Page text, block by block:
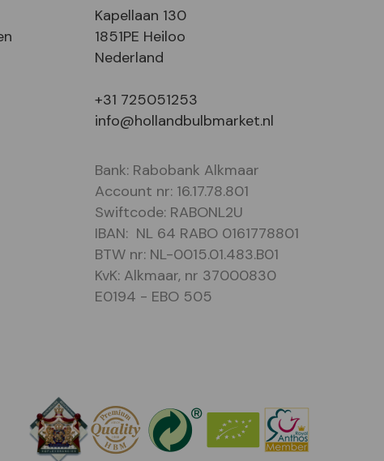
Kapellaan 130
1851PE Heiloo
Nederland
+31 725051253
info@hollandbulbmarket.nl
Bank: Rabobank Alkmaar
Account nr: 16.17.78.801
Swiftcode: RABONL2U
IBAN: NL 64 RABO 0161778801
BTW nr: NL-0015.01.483.B01
KvK: Alkmaar, nr 37000830
E0194 - EBO 505